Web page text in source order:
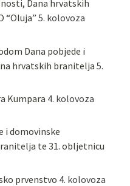
Dana hrvatskih
“Oluja” 5. kolovoza
Dana pobjede i
hrvatskih branitelja 5.
Kumpara 4. kolovoza
i domovinske
te 31. obljetnicu
prvenstvo 4. kolovoza